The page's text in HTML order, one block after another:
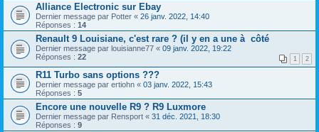
Alliance Electronic sur Ebay
Dernier message par Potter « 26 janv. 2022, 14:40
Réponses : 14
Renault 9 Louisiane, c'est rare ? (il y en a une à côté
Dernier message par louisianne77 « 09 janv. 2022, 19:22
Réponses : 22 1 2
R11 Turbo sans options ???
Dernier message par ertiohn « 03 janv. 2022, 15:43
Réponses : 5
Encore une nouvelle R9 ? R9 Luxmore
Dernier message par Rensport « 31 déc. 2021, 18:30
Réponses : 9